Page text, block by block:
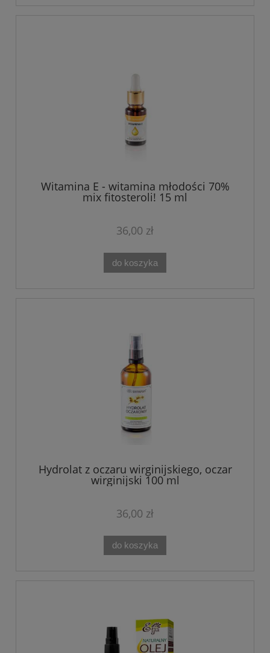
Witamina E - witamina młodości 70%
mix fitosteroli! 15 ml
36,00 zł
do koszyka
Hydrolat z oczaru wirginijskiego, oczar
wirginijski 100 ml
36,00 zł
do koszyka